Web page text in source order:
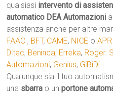
qualsiasi intervento di
automatico DEA Automazioni
assistenza anche per altre
FAAC , BFT, CAME, NICE o
Ditec, Beninca, Erreka, Roger.
Automazioni, Genius, GiBiDi.
Qualunque sia il tuo
una sbarra o unportone